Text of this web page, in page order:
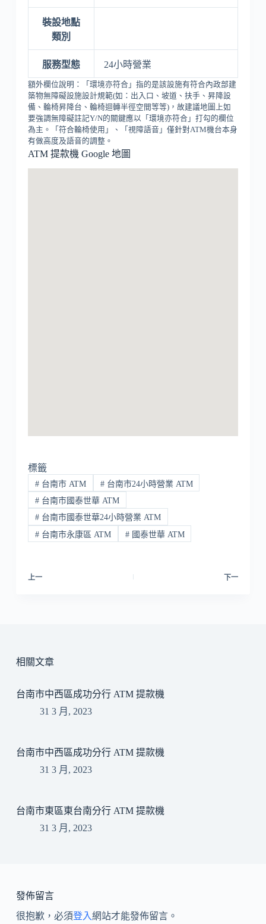
裝設地點
類別
服務型態 24小時營業
額外欄位說明：「環境亦符合」指的是該設施有符合內政部建
築物無障礙設施設計規範(如：出入口、坡道、扶手、昇降設
備、輪椅昇降台、輪椅迴轉半徑空間等等)，故建議地圖上如
要強調無障礙註記Y/N的關鍵應以「環境亦符合」打勾的欄位
為主。「符合輪椅使用」、「視障語音」僅針對ATM機台本身
有做高度及語音的調整。
ATM 提款機 Google 地圖
標籤
#台南市 ATM #台南市24小時營業 ATM
#台南市國泰世華 ATM
#台南市國泰世華24小時營業 ATM
#台南市永康區 ATM #國泰世華 ATM
上一 下一
相關文章
台南市中西區成功分行 ATM 提款機
31 3 月, 2023
台南市中西區成功分行 ATM 提款機
31 3 月, 2023
台南市東區東台南分行 ATM 提款機
31 3 月, 2023
發佈留言
很抱歉，必須登入網站才能發佈留言。